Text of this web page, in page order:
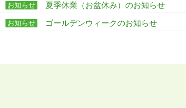
夏季休業（お盆休み）のお知らせ
お知らせ
ゴールデンウィークのお知らせ
お知らせ